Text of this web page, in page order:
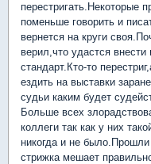
перестригать.Некоторые
поменьше говорить и
вернется на круги
верил,что удастся
стандарт.Кто-то
ездить на выставки
судьи каким будет
Больше всех
коллеги так как у них
никогда и не
стрижка мешает